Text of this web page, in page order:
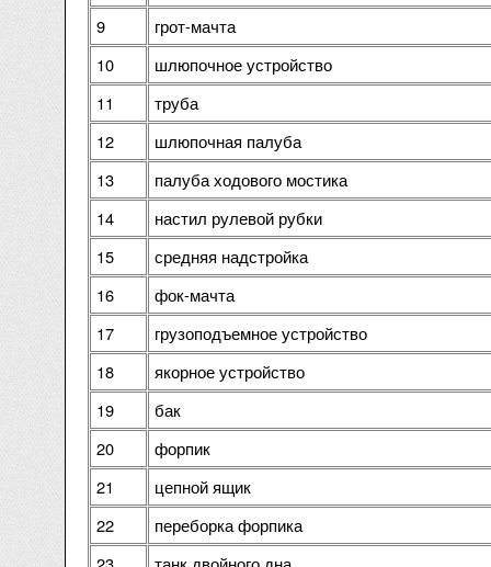
9
грот-мачта
10
шлюпочное устройство
11
труба
12
шлюпочная палуба
13
палуба ходового мостика
14
настил рулевой рубки
15
средняя надстройка
16
фок-мачта
17
грузоподъемное устройство
18
якорное устройство
19
бак
20
форпик
21
цепной ящик
22
переборка форпика